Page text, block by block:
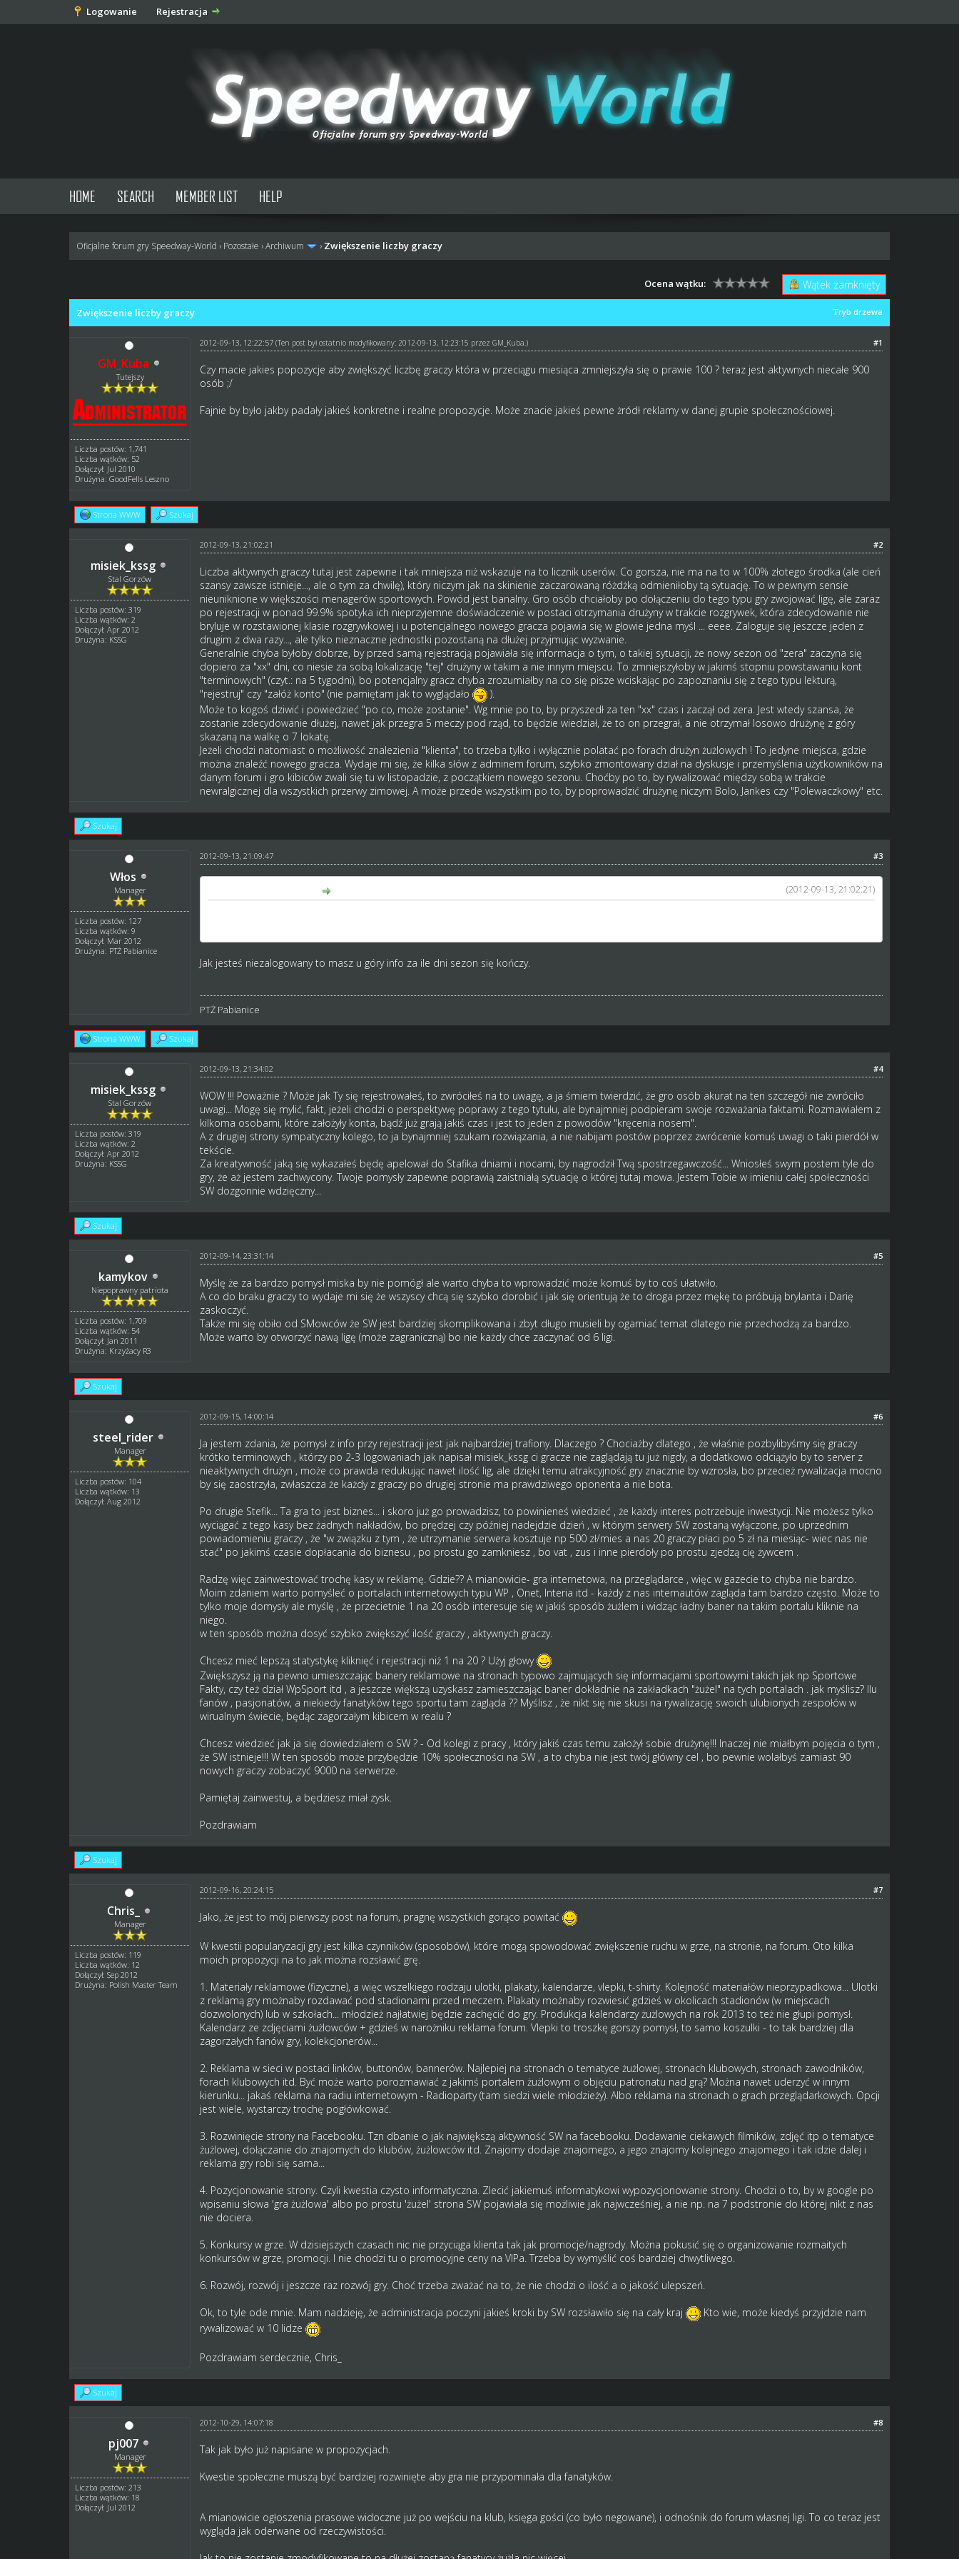
Logowanie Rejestracja
HOME SEARCH MEMBER LIST HELP
Oficjalne forum gry Speedway-World › Pozostałe ›Archiwum › Zwiększenie liczby graczy
Wątek zamknięty
Ocena wątku:
Tryb drzewa
Zwiększenie liczby graczy
GM_Kuba
Tutejszy
Liczba postów: 1,741
Liczba wątków: 52
Dołączył: Jul 2010
Drużyna: GoodFells Leszno
#1
2012-09-13, 12:22:57 (Ten post był ostatnio modyfikowany: 2012-09-13, 12:23:15 przez GM_Kuba .)
Czy macie jakies popozycje aby zwiększyć liczbę graczy która w przeciągu miesiąca zmniejszyła się o prawie 100 ? teraz jest aktywnych niecałe 900
osób ;/
Fajnie by było jakby padały jakieś konkretne i realne propozycje. Może znacie jakieś pewne żródł reklamy w danej grupie społecznościowej.
Strona WWW Szukaj
misiek_kssg
Stal Gorzów
Liczba postów: 319
Liczba wątków: 2
Dołączył: Apr 2012
Drużyna: KSSG
#2
2012-09-13, 21:02:21
Liczba aktywnych graczy tutaj jest zapewne i tak mniejsza niż wskazuje na to licznik userów. Co gorsza, nie ma na to w 100% złotego środka (ale cień
szansy zawsze istnieje..., ale o tym za chwilę), który niczym jak na skinienie zaczarowaną różdżką odmieniłoby tą sytuację. To w pewnym sensie
nieuniknione w większości menagerów sportowych. Powód jest banalny. Gro osób chciałoby po dołączeniu do tego typu gry zwojować ligę, ale zaraz
po rejestracji w ponad 99.9% spotyka ich nieprzyjemne doświadczenie w postaci otrzymania drużyny w trakcie rozgrywek, która zdecydowanie nie
bryluje w rozstawionej klasie rozgrywkowej i u potencjalnego nowego gracza pojawia się w głowie jedna myśl ... eeee. Zaloguje się jeszcze jeden z
drugim z dwa razy..., ale tylko nieznaczne jednostki pozostaną na dłużej przyjmując wyzwanie.
Generalnie chyba byłoby dobrze, by przed samą rejestracją pojawiała się informacja o tym, o takiej sytuacji, że nowy sezon od "zera" zaczyna się
dopiero za "xx" dni, co niesie za sobą lokalizację "tej" drużyny w takim a nie innym miejscu. To zmniejszyłoby w jakimś stopniu powstawaniu kont
"terminowych" (czyt.: na 5 tygodni), bo potencjalny gracz chyba zrozumiałby na co się pisze wciskając po zapoznaniu się z tego typu lekturą,
"rejestruj" czy "załóż konto" (nie pamiętam jak to wyglądało
).
Może to kogoś dziwić i powiedzieć "po co, może zostanie". Wg mnie po to, by przyszedł za ten "xx" czas i zaczął od zera. Jest wtedy szansa, że
zostanie zdecydowanie dłużej, nawet jak przegra 5 meczy pod rząd, to będzie wiedział, że to on przegrał, a nie otrzymał losowo drużynę z góry
skazaną na walkę o 7 lokatę.
Jeżeli chodzi natomiast o możliwość znalezienia "klienta", to trzeba tylko i wyłącznie polatać po forach drużyn żużlowych ! To jedyne miejsca, gdzie
można znaleźć nowego gracza. Wydaje mi się, że kilka słów z adminem forum, szybko zmontowany dział na dyskusje i przemyślenia użytkowników na
danym forum i gro kibiców zwali się tu w listopadzie, z początkiem nowego sezonu. Choćby po to, by rywalizować między sobą w trakcie
newralgicznej dla wszystkich przerwy zimowej. A może przede wszystkim po to, by poprowadzić drużynę niczym Bolo, Jankes czy "Polewaczkowy" etc.
Szukaj
Włos
Manager
Liczba postów: 127
Liczba wątków: 9
Dołączył: Mar 2012
Drużyna: PTŻ Pabianice
#3
2012-09-13, 21:09:47
(2012-09-13, 21:02:21)
Jak jesteś niezalogowany to masz u góry info za ile dni sezon się kończy.
PTŻ Pabianice
Strona WWW Szukaj
misiek_kssg
Stal Gorzów
Liczba postów: 319
Liczba wątków: 2
Dołączył: Apr 2012
Drużyna: KSSG
#4
2012-09-13, 21:34:02
WOW !!! Poważnie ? Może jak Ty się rejestrowałeś, to zwróciłeś na to uwagę, a ja śmiem twierdzić, że gro osób akurat na ten szczegół nie zwróciło
uwagi... Mogę się mylić, fakt, jeżeli chodzi o perspektywę poprawy z tego tytułu, ale bynajmniej podpieram swoje rozważania faktami. Rozmawiałem z
kilkoma osobami, które założyły konta, bądź już grają jakiś czas i jest to jeden z powodów "kręcenia nosem".
A z drugiej strony sympatyczny kolego, to ja bynajmniej szukam rozwiązania, a nie nabijam postów poprzez zwrócenie komuś uwagi o taki pierdół w
tekście.
Za kreatywność jaką się wykazałeś będę apelował do Stafika dniami i nocami, by nagrodził Twą spostrzegawczość... Wniosłeś swym postem tyle do
gry, że aż jestem zachwycony. Twoje pomysły zapewne poprawią zaistniałą sytuację o której tutaj mowa. Jestem Tobie w imieniu całej społeczności
SW dozgonnie wdzięczny...
Szukaj
kamykov
Niepoprawny patriota
Liczba postów: 1,709
Liczba wątków: 54
Dołączył: Jan 2011
Drużyna: Krzyżacy R3
#5
2012-09-14, 23:31:14
Myślę że za bardzo pomysł miska by nie pomógł ale warto chyba to wprowadzić może komuś by to coś ułatwiło.
A co do braku graczy to wydaje mi się że wszyscy chcą się szybko dorobić i jak się orientują że to droga przez mękę to próbują brylanta i Darię
zaskoczyć.
Także mi się obiło od SMowców że SW jest bardziej skomplikowana i zbyt długo musieli by ogarniać temat dlatego nie przechodzą za bardzo.
Może warto by otworzyć nawą ligę (może zagraniczną) bo nie każdy chce zaczynać od 6 ligi.
Szukaj
steel_rider
Manager
Liczba postów: 104
Liczba wątków: 13
Dołączył: Aug 2012
#6
2012-09-15, 14:00:14
Ja jestem zdania, że pomysł z info przy rejestracji jest jak najbardziej trafiony. Dlaczego ? Chociażby dlatego , że właśnie pozbylibyśmy się graczy
krótko terminowych , którzy po 2-3 logowaniach jak napisał misiek_kssg ci gracze nie zaglądają tu już nigdy, a dodatkowo odciążyło by to server z
nieaktywnych drużyn , może co prawda redukując nawet ilość lig, ale dzięki temu atrakcyjność gry znacznie by wzrosła, bo przecież rywalizacja mocno
by się zaostrzyła, zwłaszcza że każdy z graczy po drugiej stronie ma prawdziwego oponenta a nie bota.
Po drugie Stefik... Ta gra to jest biznes... i skoro już go prowadzisz, to powinieneś wiedzieć , że każdy interes potrzebuje inwestycji. Nie możesz tylko
wyciągać z tego kasy bez żadnych nakładów, bo prędzej czy później nadejdzie dzień , w którym serwery SW zostaną wyłączone, po uprzednim
powiadomieniu graczy , że "w związku z tym , że utrzymanie serwera kosztuje np 500 zł/mies a nas 20 graczy płaci po 5 zł na miesiąc- wiec nas nie
stać" po jakimś czasie dopłacania do biznesu , po prostu go zamkniesz , bo vat , zus i inne pierdoły po prostu zjedzą cię żywcem .
Radzę więc zainwestować trochę kasy w reklamę. Gdzie?? A mianowicie- gra internetowa, na przeglądarce , więc w gazecie to chyba nie bardzo.
Moim zdaniem warto pomyśleć o portalach internetowych typu WP , Onet, Interia itd - każdy z nas internautów zagląda tam bardzo często. Może to
tylko moje domysły ale myślę , że przecietnie 1 na 20 osób interesuje się w jakiś sposób żużlem i widząc ładny baner na takim portalu kliknie na
niego.
w ten sposób można dosyć szybko zwiększyć ilość graczy , aktywnych graczy.
Chcesz mieć lepszą statystykę kliknięć i rejestracji niż 1 na 20 ? Użyj głowy
Zwiększysz ją na pewno umieszczając banery reklamowe na stronach typowo zajmujących się informacjami sportowymi takich jak np Sportowe
Fakty, czy też dział WpSport itd , a jeszcze większą uzyskasz zamieszczając baner dokładnie na zakładkach "żużel" na tych portalach . jak myślisz? Ilu
fanów , pasjonatów, a niekiedy fanatyków tego sportu tam zagląda ?? Myślisz , że nikt się nie skusi na rywalizację swoich ulubionych zespołów w
wirualnym świecie, będąc zagorzałym kibicem w realu ?
Chcesz wiedzieć jak ja się dowiedziałem o SW ? - Od kolegi z pracy , który jakiś czas temu założył sobie drużynę!!! Inaczej nie miałbym pojęcia o tym ,
że SW istnieje!!! W ten sposób może przybędzie 10% społeczności na SW , a to chyba nie jest twój główny cel , bo pewnie wolałbyś zamiast 90
nowych graczy zobaczyć 9000 na serwerze.
Pamiętaj zainwestuj, a będziesz miał zysk.
Pozdrawiam
Szukaj
Chris_
Manager
Liczba postów: 119
Liczba wątków: 12
Dołączył: Sep 2012
Drużyna: Polish Master Team
#7
2012-09-16, 20:24:15
Jako, że jest to mój pierwszy post na forum, pragnę wszystkich gorąco powitać
W kwestii popularyzacji gry jest kilka czynników (sposobów), które mogą spowodować zwiększenie ruchu w grze, na stronie, na forum. Oto kilka
moich propozycji na to jak można rozsławić grę.
1. Materiały reklamowe (fizyczne), a więc wszelkiego rodzaju ulotki, plakaty, kalendarze, vlepki, t-shirty. Kolejność materiałów nieprzypadkowa... Ulotki
z reklamą gry możnaby rozdawać pod stadionami przed meczem. Plakaty możnaby rozwiesić gdzieś w okolicach stadionów (w miejscach
dozwolonych) lub w szkołach... młodzież najłatwiej będzie zachęcić do gry. Produkcja kalendarzy żużlowych na rok 2013 to też nie głupi pomysł.
Kalendarz ze zdjęciami żużlowców + gdzieś w narożniku reklama forum. Vlepki to troszkę gorszy pomysł, to samo koszulki - to tak bardziej dla
zagorzałych fanów gry, kolekcjonerów...
2. Reklama w sieci w postaci linków, buttonów, bannerów. Najlepiej na stronach o tematyce żużlowej, stronach klubowych, stronach zawodników,
forach klubowych itd. Być może warto porozmawiać z jakimś portalem żużlowym o objęciu patronatu nad grą? Można nawet uderzyć w innym
kierunku... jakaś reklama na radiu internetowym - Radioparty (tam siedzi wiele młodzieży). Albo reklama na stronach o grach przeglądarkowych. Opcji
jest wiele, wystarczy trochę pogłówkować.
3. Rozwinięcie strony na Facebooku. Tzn dbanie o jak największą aktywność SW na facebooku. Dodawanie ciekawych filmików, zdjęć itp o tematyce
żużlowej, dołączanie do znajomych do klubów, żużlowców itd. Znajomy dodaje znajomego, a jego znajomy kolejnego znajomego i tak idzie dalej i
reklama gry robi się sama...
4. Pozycjonowanie strony. Czyli kwestia czysto informatyczna. Zlecić jakiemuś informatykowi wypozycjonowanie strony. Chodzi o to, by w google po
wpisaniu słowa 'gra żużlowa' albo po prostu 'żużel' strona SW pojawiała się możliwie jak najwcześniej, a nie np. na 7 podstronie do której nikt z nas
nie dociera.
5. Konkursy w grze. W dzisiejszych czasach nic nie przyciąga klienta tak jak promocje/nagrody. Można pokusić się o organizowanie rozmaitych
konkursów w grze, promocji. I nie chodzi tu o promocyjne ceny na VIPa. Trzeba by wymyślić coś bardziej chwytliwego.
6. Rozwój, rozwój i jeszcze raz rozwój gry. Choć trzeba zważać na to, że nie chodzi o ilość a o jakość ulepszeń.
Ok, to tyle ode mnie. Mam nadzieję, że administracja poczyni jakieś kroki by SW rozsławiło się na cały kraj
Kto wie, może kiedyś przyjdzie nam
rywalizować w 10 lidze
Pozdrawiam serdecznie, Chris_
Szukaj
pj007
Manager
Liczba postów: 213
Liczba wątków: 18
Dołączył: Jul 2012
#8
2012-10-29, 14:07:18
Tak jak było już napisane w propozycjach.
Kwestie społeczne muszą być bardziej rozwinięte aby gra nie przypominała dla fanatyków.
A mianowicie ogłoszenia prasowe widoczne już po wejściu na klub, księga gości (co było negowane), i odnośnik do forum własnej ligi. To co teraz jest
wygląda jak oderwane od rzeczywistości.